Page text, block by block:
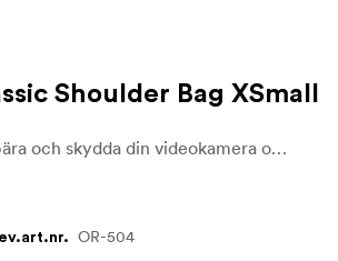
Shoulder Bag XSmall
Designad för att bära och skydda din videokamera och alla medföljande tillbehör, från studion till platsen var helst du väljer att fotografera/filma.
OR-504